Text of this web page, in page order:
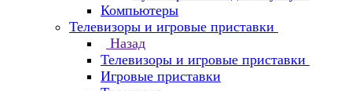
Компьютеры
Телевизоры и игровые приставки
Назад
Телевизоры и игровые приставки
Игровые приставки